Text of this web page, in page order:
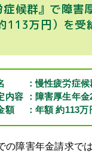
症候群』で障害
113万円）を受
慢性疲労症候
内容
障害厚生年金
額
年額 約113万
の障害年金請求で